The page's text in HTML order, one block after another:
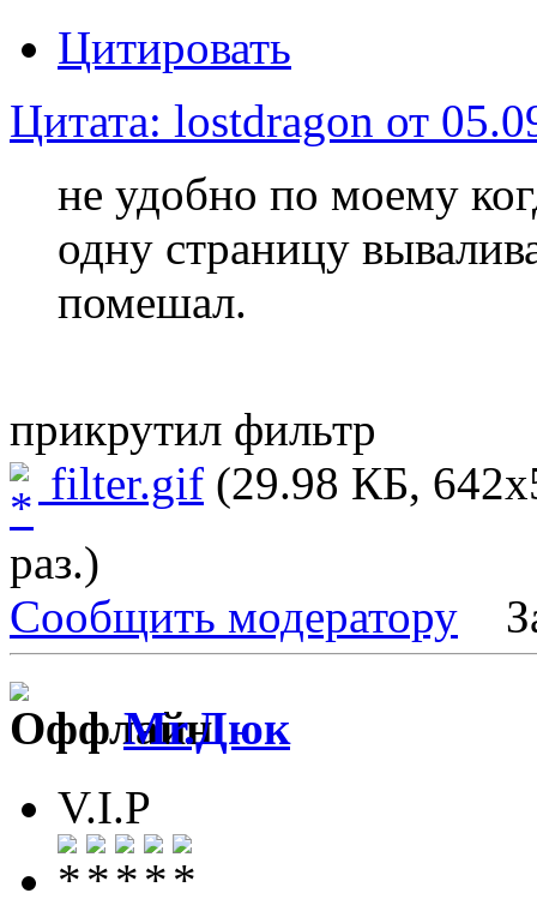
Цитировать
Цитата: lostdragon от
не удобно по моему
одну страницу
помешал.
прикрутил фильтр
filter.gif (29.98 КБ,
раз.)
Сообщить модератору
Mr.Дюк
V.I.P